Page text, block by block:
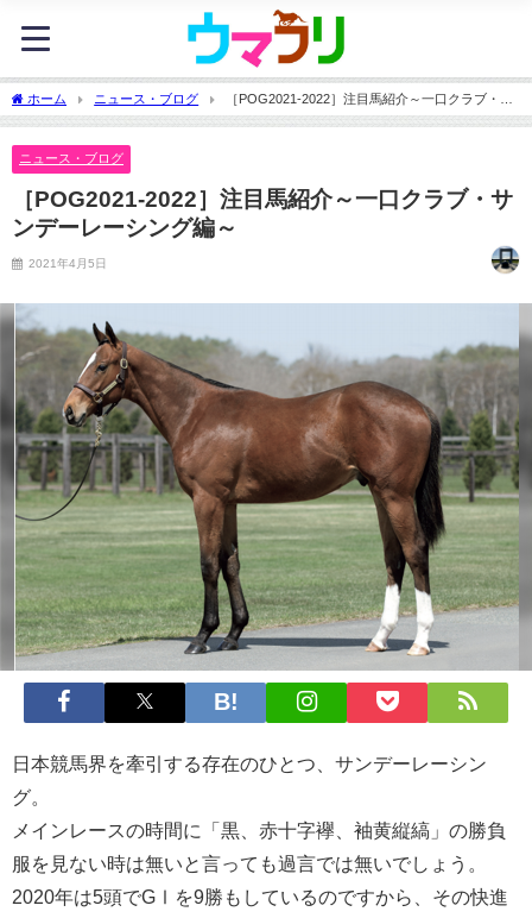
ホーム ニュース・ブログ
［POG2021-2022］注目馬紹介～一口クラブ・サ
ンデーレーシング編～
ニュース・ブログ
［POG2021-2022］注目馬紹介～一口クラブ・サ
ンデーレーシング編～
2021年4月5日
日本競馬界を牽引する存在のひとつ、サンデーレーシン
グ。
メインレースの時間に「黒、赤十字襷、袖黄縦縞」の勝負
服を見ない時は無いと言っても過言では無いでしょう。
2020年は5頭でGⅠを9勝もしているのですから、その快進